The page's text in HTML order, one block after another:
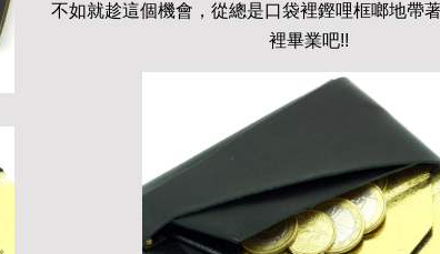
不如就趁這個機會，從總是口袋裡鏗哩框啷地帶
裡畢業吧!!